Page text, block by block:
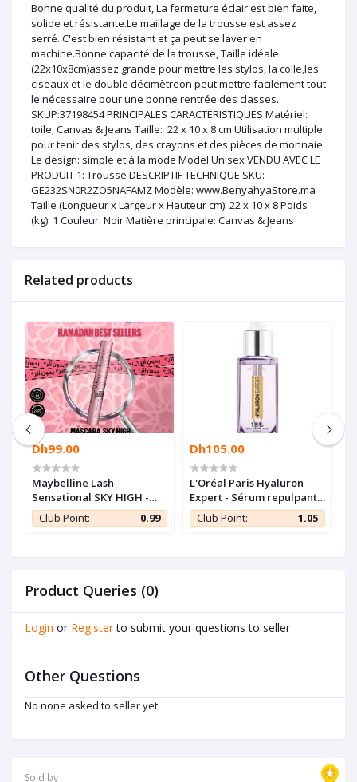
Sold by
Bonne qualité du produit, La fermeture éclair est bien faite,
solide et résistante.Le maillage de la trousse est assez
serré. C'est bien résistant et ça peut se laver en
machine.Bonne capacité de la trousse, Taille idéale
(22x10x8cm)assez grande pour mettre les stylos, la colle,les
ciseaux et le double décimètreon peut mettre facilement tout
le nécessaire pour une bonne rentrée des classes.
SKUP:37198454 PRINCIPALES CARACTÉRISTIQUES Matériel:
toile, Canvas & Jeans Taille: 22 x 10 x 8 cm Utilisation multiple
pour tenir des stylos, des crayons et des pièces de monnaie
Le design: simple et à la mode Model Unisex VENDU AVEC LE
PRODUIT 1: Trousse DESCRIPTIF TECHNIQUE SKU:
GE232SN0R2ZO5NAFAMZ Modèle: www.BenyahyaStore.ma
Taille (Longueur x Largeur x Hauteur cm): 22 x 10 x 8 Poids
(kg): 1 Couleur: Noir Matière principale: Canvas & Jeans
Related products
Dh99.00
Maybelline Lash
Sensational SKY HIGH -
Mascara longueur illimité
et volume intense
Club Point: 0.99
Dh105.00
L'Oréal Paris Hyaluron
Expert - Sérum repulpant
à l'acide hyaluronique -
30ml
Club Point: 1.05
Product Queries (0)
Login or Register to submit your questions to seller
Other Questions
No none asked to seller yet